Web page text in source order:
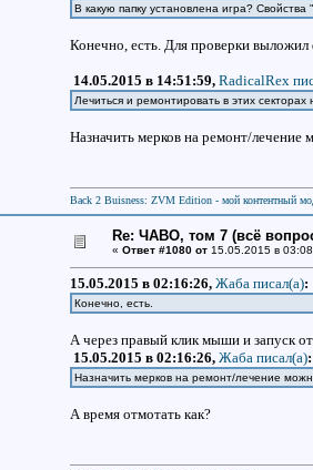
В какую папку установлена игра?
Конечно, есть. Для проверки
14.05.2015 в 14:51:59, RadicalRex
Лечиться и ремонтировать в этих
Назначить мерков на ремонт/лечение
Back 2 Buisness: ZVM Edition - мой контентный
Re: ЧАВО, том 7 (всё
« Ответ #1080 от15.05.2015 в
15.05.2015 в 02:16:26, Жаба писал(a):
Конечно, есть.
А через правый клик мыши и запуск
15.05.2015 в 02:16:26, Жаба писал(a):
Назначить мерков на ремонт/лечение
А время отмотать как?